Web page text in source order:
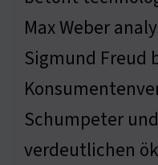
Max Weber
Sigmund Freud
Schumpeter
verdeutlichen